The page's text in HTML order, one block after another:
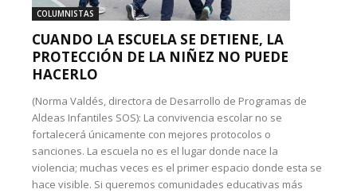
COLUMNISTAS
CUANDO LA ESCUELA SE DETIENE, LA
PROTECCIÓN DE LA NIÑEZ NO PUEDE
HACERLO
(Norma Valdés, directora de Desarrollo de Programas de
Aldeas Infantiles SOS): La convivencia escolar no se
fortalecerá únicamente con mejores protocolos o
sanciones. La escuela no es el lugar donde nace la
violencia; muchas veces es el primer espacio donde esta se
hace visible. Si queremos comunidades educativas más